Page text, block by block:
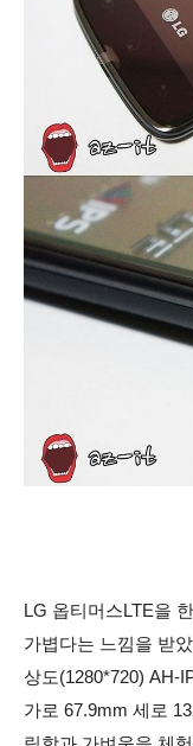
LG 옵티머스LTE을
가볍다는 느낌을 받
상도(1280*720) AH-
가로 67.9mm 세로